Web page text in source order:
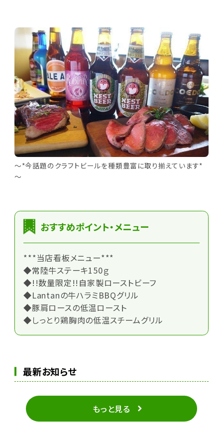
～*今話題のクラフトビールを種類豊富に取り揃えています*
～
おすすめポイント・メニュー
***当店看板メニュー***
◆常陸牛ステーキ150ｇ
◆!!数量限定!!自家製ローストビーフ
◆Lantanの牛ハラミBBQグリル
◆豚肩ロースの低温ロースト
◆しっとり鶏胸肉の低温スチームグリル
最新お知らせ
もっと見る